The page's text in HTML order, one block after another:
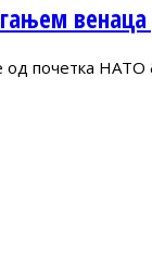
почетка НАТО